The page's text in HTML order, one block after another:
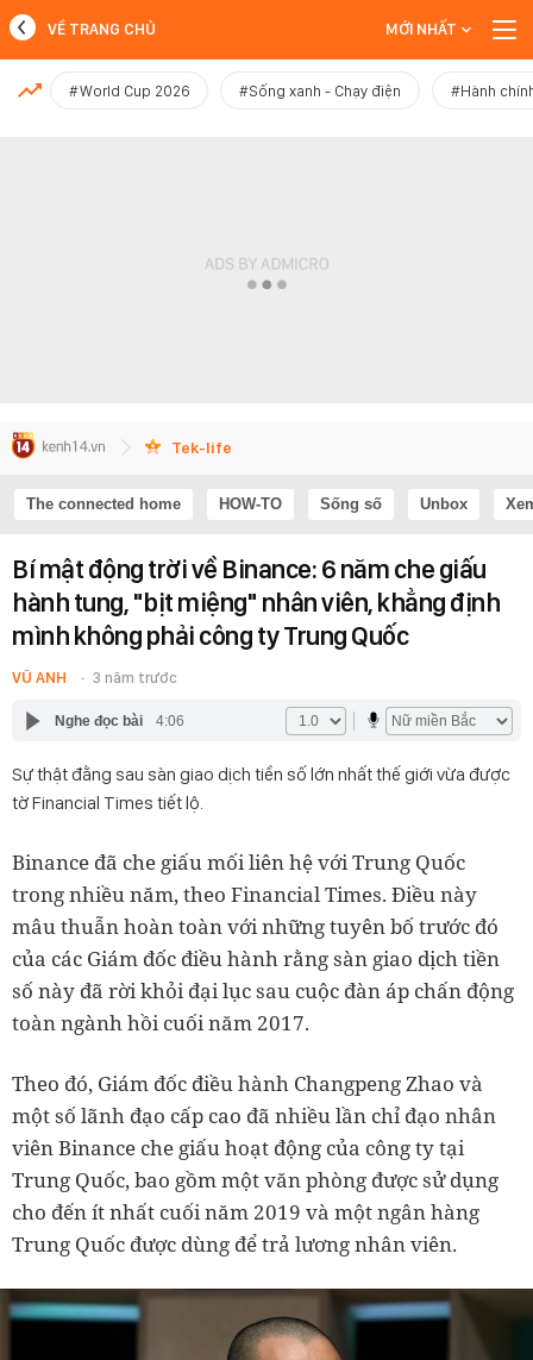
MỚI NHẤT
VỀ TRANG CHỦ MỚI NHẤT
#World Cup 2026 #Sống xanh - Chạy điện #Hành
Tek-life
The connected home HOW-TO Sống số Unbox
Bí mật động trời về Binance: 6 năm che giấu
hành tung, "bịt miệng" nhân viên, khẳng định
mình không phải công ty Trung Quốc
VŨ ANH 3 năm trước
Nghe đọc bài 4:06
Sự thật đằng sau sàn giao dịch tiền số lớn nhất thế giới vừa được
tờ Financial Times tiết lộ.
Binance đã che giấu mối liên hệ với Trung Quốc
trong nhiều năm, theo Financial Times. Điều này
mâu thuẫn hoàn toàn với những tuyên bố trước đó
của các Giám đốc điều hành rằng sàn giao dịch tiền
số này đã rời khỏi đại lục sau cuộc đàn áp chấn động
toàn ngành hồi cuối năm 2017.
Theo đó, Giám đốc điều hành Changpeng Zhao và
một số lãnh đạo cấp cao đã nhiều lần chỉ đạo nhân
viên Binance che giấu hoạt động của công ty tại
Trung Quốc, bao gồm một văn phòng được sử dụng
cho đến ít nhất cuối năm 2019 và một ngân hàng
Trung Quốc được dùng để trả lương nhân viên.